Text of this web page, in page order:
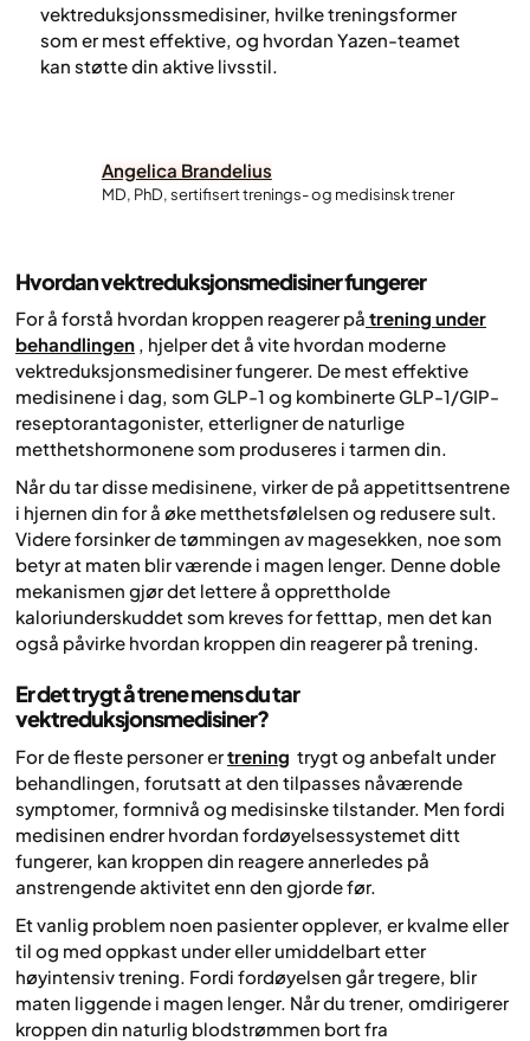
vektreduksjonssmedisiner, hvilke treningsformer
som er mest effektive, og hvordan Yazen-teamet
kan støtte din aktive livsstil.
Angelica Brandelius
MD, PhD, sertifisert trenings- og medisinsk trener
Hvordan vektreduksjonsmedisiner fungerer
For å forstå hvordan kroppen reagerer på trening under
behandlingen , hjelper det å vite hvordan moderne
vektreduksjonsmedisiner fungerer. De mest effektive
medisinene i dag, som GLP-1 og kombinerte GLP-1/GIP-
reseptorantagonister, etterligner de naturlige
metthetshormonene som produseres i tarmen din.
Når du tar disse medisinene, virker de på appetittsentrene
i hjernen din for å øke metthetsfølelsen og redusere sult.
Videre forsinker de tømmingen av magesekken, noe som
betyr at maten blir værende i magen lenger. Denne doble
mekanismen gjør det lettere å opprettholde
kaloriunderskuddet som kreves for fetttap, men det kan
også påvirke hvordan kroppen din reagerer på trening.
Er det trygt å trene mens du tar
vektreduksjonsmedisiner?
For de fleste personer ertrening trygt og anbefalt under
behandlingen, forutsatt at den tilpasses nåværende
symptomer, formnivå og medisinske tilstander. Men fordi
medisinen endrer hvordan fordøyelsessystemet ditt
fungerer, kan kroppen din reagere annerledes på
anstrengende aktivitet enn den gjorde før.
Et vanlig problem noen pasienter opplever, er kvalme eller
til og med oppkast under eller umiddelbart etter
høyintensiv trening. Fordi fordøyelsen går tregere, blir
maten liggende i magen lenger. Når du trener, omdirigerer
kroppen din naturlig blodstrømmen bort fra